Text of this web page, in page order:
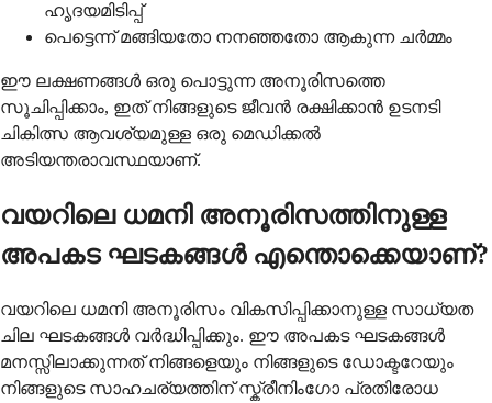
ഹൃദയമിടിപ്പ്
പെട്ടെന്ന് മങ്ങിയതോ നനഞ്ഞതോ ആകുന്ന ചർമ്മം
ഈ ലക്ഷണങ്ങൾ ഒരു പൊട്ടുന്ന അനൂരിസത്തെ
സൂചിപ്പിക്കാം, ഇത് നിങ്ങളുടെ ജീവൻ രക്ഷിക്കാൻ ഉടനടി
ചികിത്സ ആവശ്യമുള്ള ഒരു മെഡിക്കൽ
അടിയന്തരാവസ്ഥയാണ്.
വയറിലെ ധമനി അനൂരിസത്തിനുള്ള
അപകട ഘടകങ്ങൾ എന്തൊക്കെയാണ്?
വയറിലെ ധമനി അനൂരിസം വികസിപ്പിക്കാനുള്ള സാധ്യത
ചില ഘടകങ്ങൾ വർദ്ധിപ്പിക്കും. ഈ അപകട ഘടകങ്ങൾ
മനസ്സിലാക്കുന്നത് നിങ്ങളെയും നിങ്ങളുടെ ഡോക്ടറേയും
നിങ്ങളുടെ സാഹചര്യത്തിന് സ്ക്രീനിംഗോ പ്രതിരോധ